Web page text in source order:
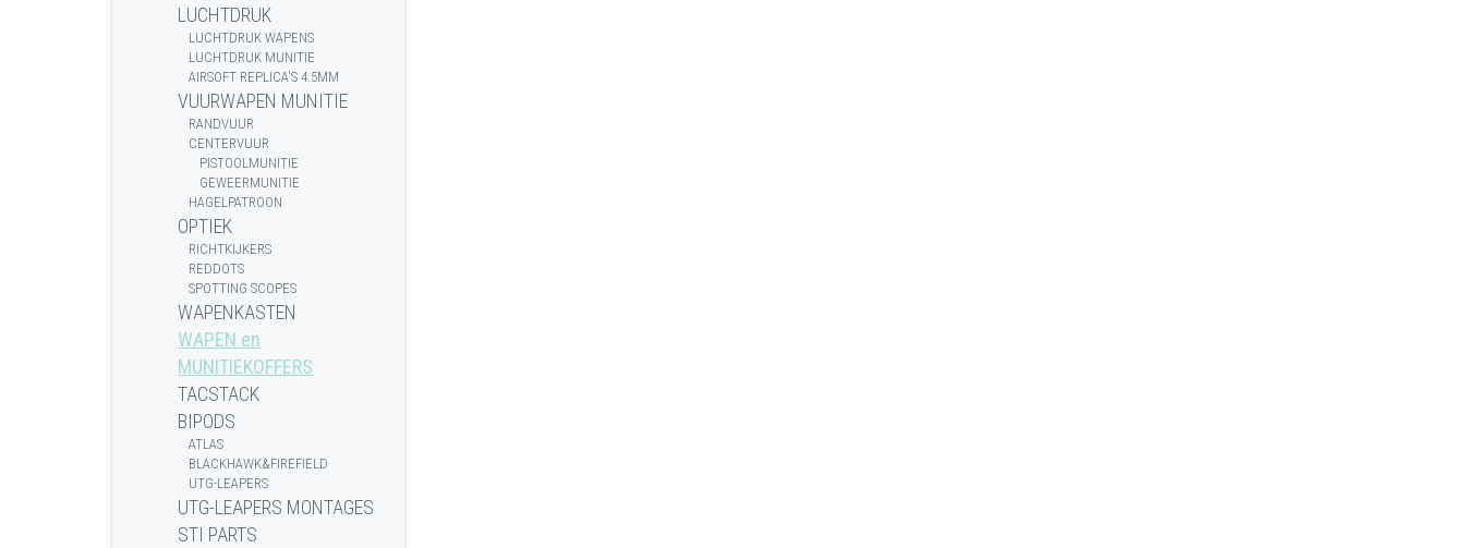
LUCHTDRUK
LUCHTDRUK WAPENS
LUCHTDRUK MUNITIE
AIRSOFT REPLICA'S 4.5MM
VUURWAPEN MUNITIE
RANDVUUR
CENTERVUUR
PISTOOLMUNITIE
GEWEERMUNITIE
HAGELPATROON
OPTIEK
RICHTKIJKERS
REDDOTS
SPOTTING SCOPES
WAPENKASTEN
WAPEN en
MUNITIEKOFFERS
TACSTACK
BIPODS
ATLAS
BLACKHAWK&FIREFIELD
UTG-LEAPERS
UTG-LEAPERS MONTAGES
STI PARTS